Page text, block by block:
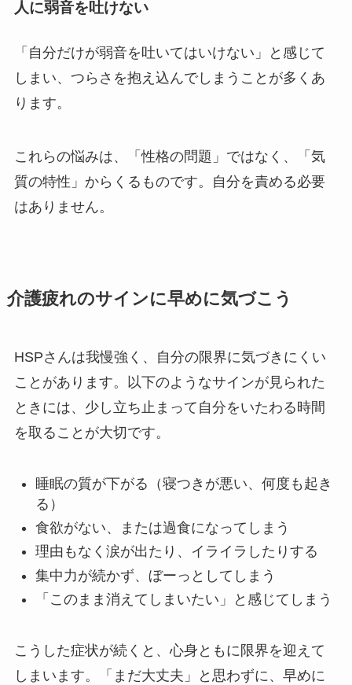
人に弱音を吐けない
「自分だけが弱音を吐いてはいけない」と感じて
しまい、つらさを抱え込んでしまうことが多くあ
ります。
これらの悩みは、「性格の問題」ではなく、「気
質の特性」からくるものです。自分を責める必要
はありません。
介護疲れのサインに早めに気づこう
HSPさんは我慢強く、自分の限界に気づきにくい
ことがあります。以下のようなサインが見られた
ときには、少し立ち止まって自分をいたわる時間
を取ることが大切です。
睡眠の質が下がる（寝つきが悪い、何度も起き
る）
食欲がない、または過食になってしまう
理由もなく涙が出たり、イライラしたりする
集中力が続かず、ぼーっとしてしまう
「このまま消えてしまいたい」と感じてしまう
こうした症状が続くと、心身ともに限界を迎えて
しまいます。「まだ大丈夫」と思わずに、早めに